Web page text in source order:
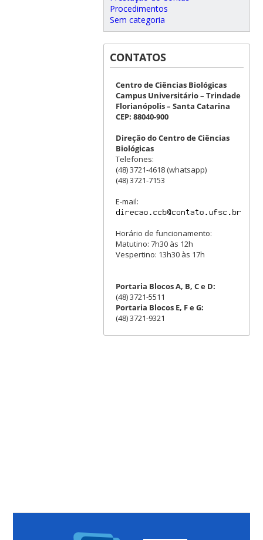
Procedimentos
Sem categoria
CONTATOS
Centro de Ciências Biológicas
Campus Universitário – Trindade
Florianópolis – Santa Catarina
CEP: 88040-900
Direção do Centro de Ciências
Biológicas
Telefones:
(48) 3721-4618 (whatsapp)
(48) 3721-7153
E-mail:
Horário de funcionamento:
Matutino: 7h30 às 12h
Vespertino: 13h30 às 17h
Portaria Blocos A, B, C e D:
(48) 3721-5511
Portaria Blocos E, F e G:
(48) 3721-9321